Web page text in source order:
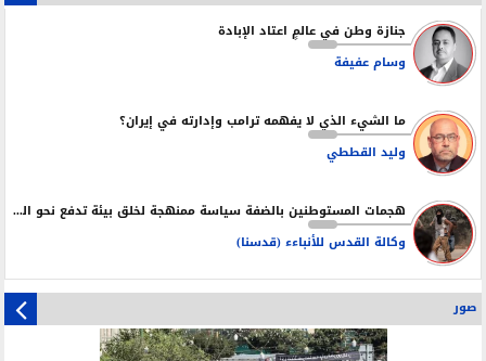
جنازة وطن في عالمٍ اعتاد الإبادة
وسام عفيفة
ما الشيء الذي لا يفهمه ترامب وإدارته في إيران؟
وليد القططي
هجمات المستوطنين بالضفة سياسة ممنهجة لخلق بيئة تدفع نحو التهجير
وكالة القدس للأنباءء (قدسنا)
صور